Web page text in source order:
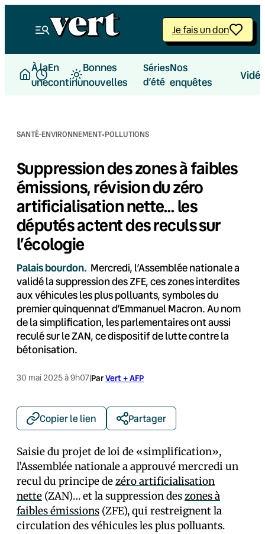
Je fais un don
À la
une
En
continu
Bonnes
nouvelles
Séries
d’été
Nos
enquêtes
SANTÉ-ENVIRONNEMENT·POLLUTIONS
Suppression des zones à faibles
émissions, révision du zéro
artificialisation nette… les
députés actent des reculs sur
l’écologie
Palais bourdon. Mercredi, l’Assemblée nationale a
validé la suppression des ZFE, ces zones interdites
aux véhicules les plus polluants, symboles du
premier quinquennat d’Emmanuel Macron. Au nom
de la simplification, les parlementaires ont aussi
reculé sur le ZAN, ce dispositif de lutte contre la
bétonisation.
30 mai 2025 à 9h07|ParVert + AFP
Copier le lien Partager
Saisie du projet de loi de «simplification»,
l’Assemblée nationale a approuvé mercredi un
recul du principe dezéro artificialisation
nette (ZAN)… et la suppression deszones à
faibles émissions (ZFE), qui restreignent la
circulation des véhicules les plus polluants.